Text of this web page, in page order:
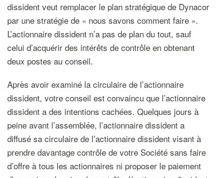
dissident veut remplacer le plan stratégique de Dynacor
par une stratégie de « nous savons comment faire ».
L’actionnaire dissident n’a pas de plan du tout, sauf
celui d’acquérir des intérêts de contrôle en obtenant
deux postes au conseil.
Après avoir examiné la circulaire de l’actionnaire
dissident, votre conseil est convaincu que l’actionnaire
dissident a des intentions cachées. Quelques jours à
peine avant l’assemblée, l’actionnaire dissident a
diffusé sa circulaire de l’actionnaire dissident visant à
prendre davantage contrôle de votre Société sans faire
d’offre à tous les actionnaires ni proposer le paiement